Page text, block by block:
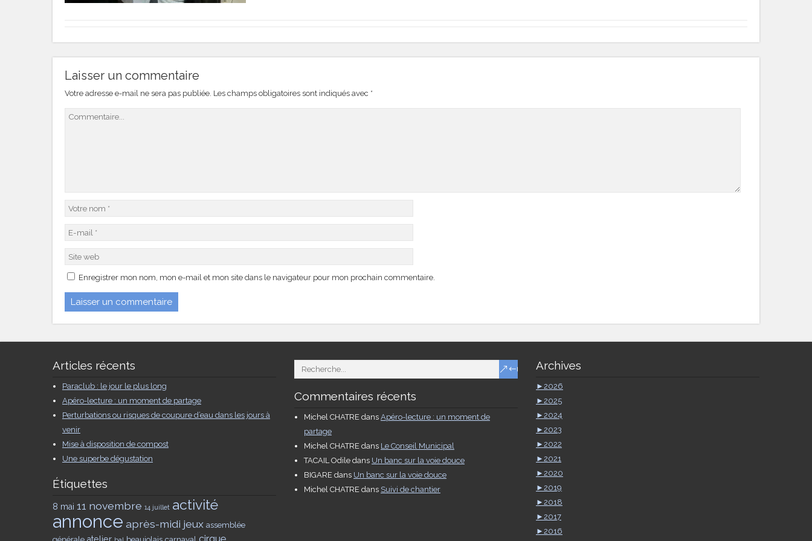
Laisser un commentaire
Votre adresse e-mail ne sera pas publiée. Les champs obligatoires sont indiqués avec *
Enregistrer mon nom, mon e-mail et mon site dans le navigateur pour mon prochain commentaire.
Articles récents
Paraclub : le jour le plus long
Apéro-lecture : un moment de partage
Perturbations ou risques de coupure d’eau dans les jours à
venir
Mise à disposition de compost
Une superbe dégustation
Étiquettes
8 mai 11 novembre 14 juillet activité
annonce après-midi jeux assemblée
générale atelier beaujolais carnaval cirque
Commentaires récents
Michel CHATRE dans Apéro-lecture : un moment de
partage
Michel CHATRE dans Le Conseil Municipal
TACAIL Odile dans Un banc sur la voie douce
BIGARE dans Un banc sur la voie douce
Michel CHATRE dans Suivi de chantier
Archives
► 2026
► 2025
► 2024
► 2023
► 2022
► 2021
► 2020
► 2019
► 2018
► 2017
► 2016